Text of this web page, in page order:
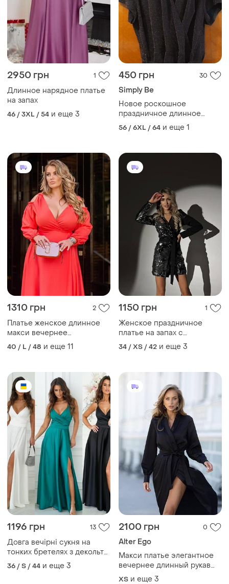
2950 грн 1
Длинное нарядное платье
на запах
46 / 3XL / 54 и еще 3
450 грн 30
Simply Be
Новое роскошное
праздничное длинное
платье с люрексом на
запах р. 30/58 от simply be
56 / 6XL / 64 и еще 1
1310 грн 2
Платье женское длинное
макси вечернее
праздничное на запах с
поясом декольте, софт-
закрытыми плечами
рукавами коралловая
оранжево-красная
40 / L / 48 и еще 11
1150 грн 1
Женское праздничное
платье на запах с
пайетками, длинными
рукавами и поясом, в
34 / XS / 42 и еще 3
1196 грн 13
Довга вечірні сукня на
тонких бретелях з декольте
на запах, розріз на спідниці,
випускна весільна
36 / S / 44 и еще 3
2100 грн 0
Alter Ego
Макси платье элегантное
вечернее длинный рукав
манжеты пояс на запах
ХS и еще 3